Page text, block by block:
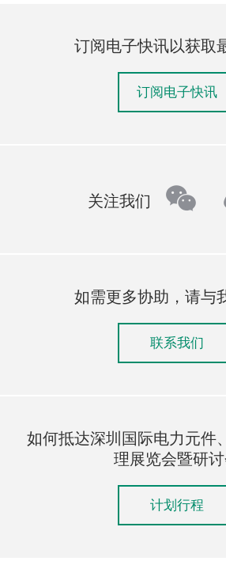
订阅电子快讯以获取
订阅电子快讯
关注我们
如需更多协助，请与
联系我们
如何抵达深圳国际电力元件
理展览会暨研
计划行程